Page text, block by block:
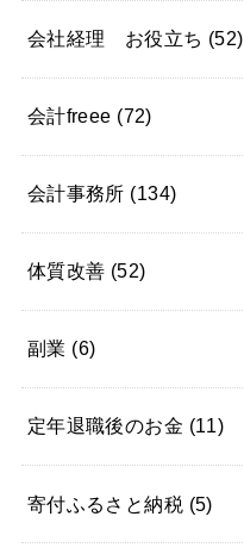
会社経理 お役立ち (52)
会計freee (72)
会計事務所 (134)
体質改善 (52)
副業 (6)
定年退職後のお金 (11)
寄付ふるさと納税 (5)